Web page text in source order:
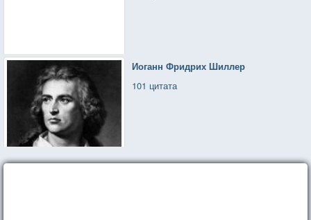
Иоганн Фридрих Шиллер
101 цитата